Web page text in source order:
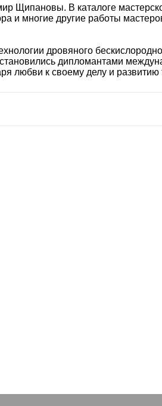
Щипановы. В каталоге
и многие другие работы
дровяного
дипломантами
любви к своему делу и развитию